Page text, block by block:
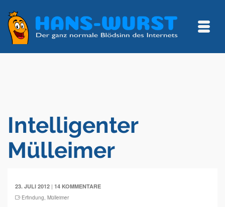
Intelligenter
Mülleimer
23. JULI 2012 | 14 KOMMENTARE
Erfindung, Mülleimer